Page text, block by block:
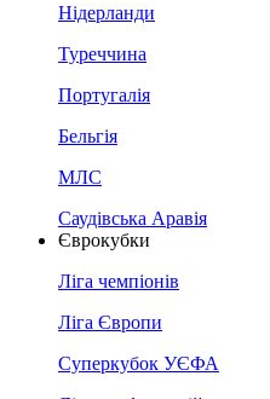
Нідерланди
Туреччина
Португалія
Бельгія
МЛС
Саудівська Аравія
Єврокубки
Ліга чемпіонів
Ліга Європи
Суперкубок УЄФА